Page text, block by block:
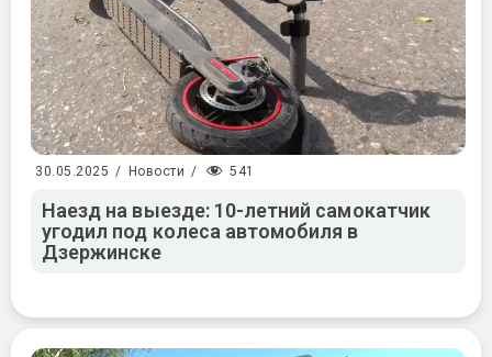
30.05.2025 / Новости / 541
Наезд на выезде: 10-летний самокатчик
угодил под колеса автомобиля в
Дзержинске